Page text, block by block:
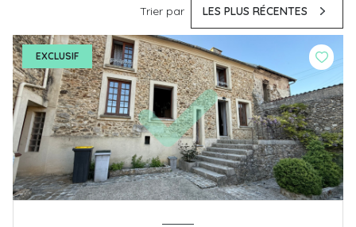
Trier par LES PLUS RÉCENTES
EXCLUSIF